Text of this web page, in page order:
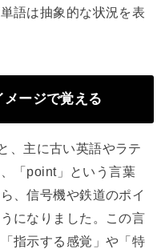
語は抽象的な状況を表
ージで覚える
、主に古い英語やラテ
「point」という言葉
、信号機や鉄道のポイ
になりました。この言
指示する感覚」や「特